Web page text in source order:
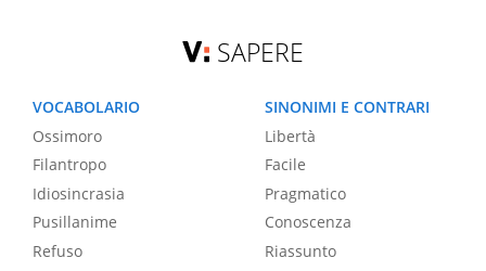
SAPERE
VOCABOLARIO
Ossimoro
Filantropo
Idiosincrasia
Pusillanime
Refuso
SINONIMI E CONTRARI
Libertà
Facile
Pragmatico
Conoscenza
Riassunto